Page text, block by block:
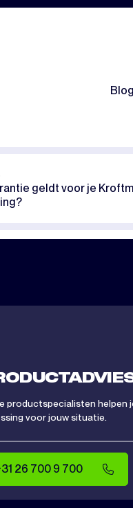
geldt voor je
productspecialisten helpen
voor jouw situatie.
26 700 9 700